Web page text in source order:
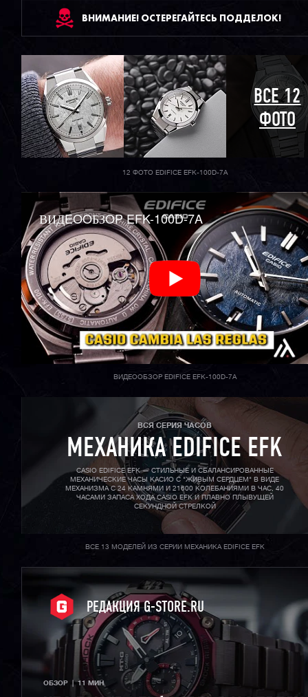
ВНИМАНИЕ! ОСТЕРЕГАЙТЕСЬ ПОДДЕЛОК!
ВСЕ 12
ФОТО
12 ФОТО EDIFICE EFK-100D-7A
ВИДEOOБЗOP EFK-100D-7A
ВИДЕООБЗОР EDIFICE EFK-100D-7A
ВСЯ СЕРИЯ ЧАСОВ
МЕХАНИКА EDIFICE EFK
CASIO EDIFICE EFK — СТИЛЬНЫЕ И СБАЛАНСИРОВАННЫЕ
МЕХАНИЧЕСКИЕ ЧАСЫ КАСИО С "ЖИВЫМ СЕРДЦЕМ" В ВИДЕ
МЕХАНИЗМА С 24 КАМНЯМИ И 21600 КОЛЕБАНИЯМИ В ЧАС, 40
ЧАСАМИ ЗАПАСА ХОДА CASIO EFK И ПЛАВНО ПЛЫВУЩЕЙ
СЕКУНДНОЙ СТРЕЛКОЙ
ВСЕ 13 МОДЕЛЕЙ ИЗ СЕРИИ МЕХАНИКА EDIFICE EFK
РЕДАКЦИЯ G-STORE.RU
ОБЗОР  |  11 МИН